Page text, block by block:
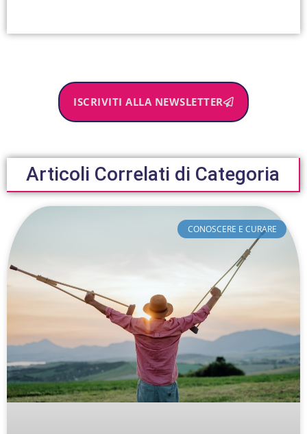
ISCRIVITI ALLA NEWSLETTER
Articoli Correlati di Categoria
CONOSCERE E CURARE